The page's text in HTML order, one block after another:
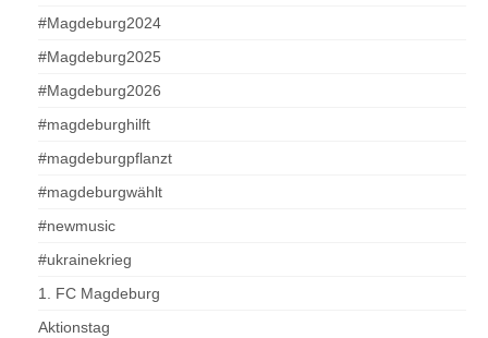
#Magdeburg2024
#Magdeburg2025
#Magdeburg2026
#magdeburghilft
#magdeburgpflanzt
#magdeburgwählt
#newmusic
#ukrainekrieg
1. FC Magdeburg
Aktionstag